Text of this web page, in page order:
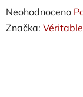
Průměrné
hodnocení
Neohodnoceno
Značka: Véritable